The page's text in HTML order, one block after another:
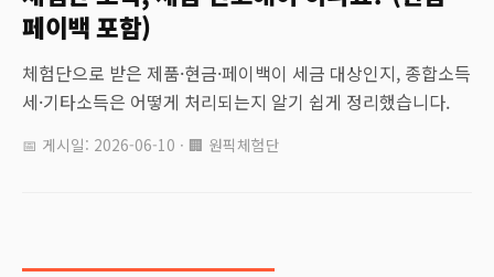
페이백 포함)
체험단으로 받은 제품·현금·페이백이 세금 대상인지, 종합소득
세·기타소득은 어떻게 처리되는지 알기 쉽게 정리했습니다.
📅 게시일: 2026-06-10 · 🏢 원픽체험단